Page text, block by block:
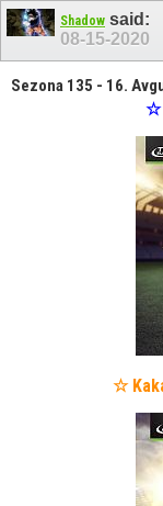
Shadow said:
08-15-2020
Sezona 135 - 16.
☆
☆